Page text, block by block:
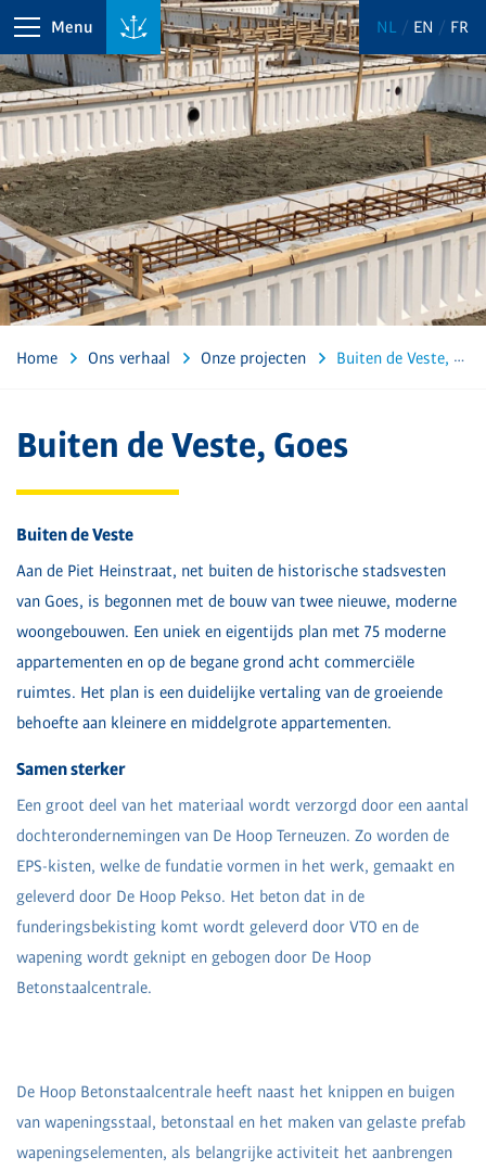
Menu NL EN FR
Home Ons verhaal Onze projecten Buiten de Veste, Goes
Buiten de Veste, Goes
Buiten de Veste
Aan de Piet Heinstraat, net buiten de historische stadsvesten
van Goes, is begonnen met de bouw van twee nieuwe, moderne
woongebouwen. Een uniek en eigentijds plan met 75 moderne
appartementen en op de begane grond acht commerciële
ruimtes. Het plan is een duidelijke vertaling van de groeiende
behoefte aan kleinere en middelgrote appartementen.
Samen sterker
Een groot deel van het materiaal wordt verzorgd door een aantal
dochterondernemingen van De Hoop Terneuzen. Zo worden de
EPS-kisten, welke de fundatie vormen in het werk, gemaakt en
geleverd door De Hoop Pekso. Het beton dat in de
funderingsbekisting komt wordt geleverd door VTO en de
wapening wordt geknipt en gebogen door De Hoop
Betonstaalcentrale.
De Hoop Betonstaalcentrale heeft naast het knippen en buigen
van wapeningsstaal, betonstaal en het maken van gelaste prefab
wapeningselementen, als belangrijke activiteit het aanbrengen